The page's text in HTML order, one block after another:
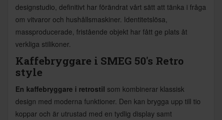
designstudio, definitivt har förändrat vårt sätt att tänka i fråga
om vitvaror och hushållsmaskiner. Identitetslösa,
massproducerade, fristående objekt har fått ge plats åt
verkliga stilikoner.
Kaffebryggare i SMEG 50's Retro
style
En kaffebryggare i retrostil som kombinerar klassisk
design med moderna funktioner. Den kan brygga upp till tio
koppar och är utrustad med en tydlig display samt